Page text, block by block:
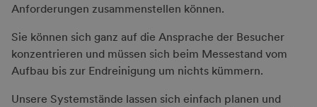
Anforderungen zusammenstellen können.
Sie können sich ganz auf die Ansprache der Besucher
konzentrieren und müssen sich beim Messestand vom
Aufbau bis zur Endreinigung um nichts kümmern.
Unsere Systemstände lassen sich einfach planen und